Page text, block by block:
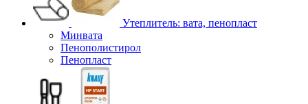
Утеплитель: вата, пенопласт
Минвата
Пенополистирол
Пенопласт